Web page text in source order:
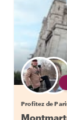
Profitez de